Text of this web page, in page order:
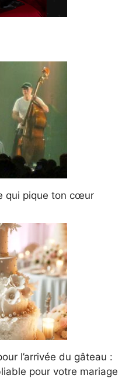
qui pique ton cœur
l’arrivée du gâteau :
pour votre mariage